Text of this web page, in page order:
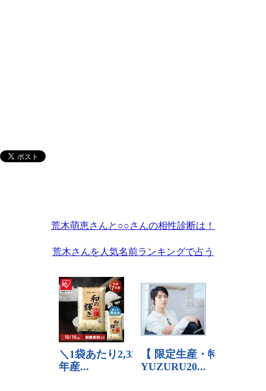
荒木萌恵さんと○○さんの相性診断は！
荒木さんを人気名前ランキングで占う